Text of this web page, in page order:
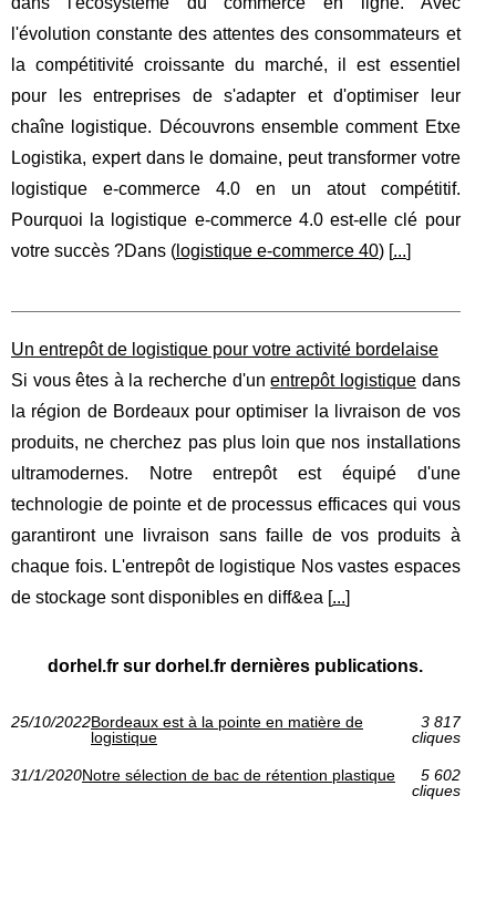
l'évolution constante des attentes des consommateurs et
la compétitivité croissante du marché, il est essentiel
pour les entreprises de s'adapter et d'optimiser leur
chaîne logistique. Découvrons ensemble comment Etxe
Logistika, expert dans le domaine, peut transformer votre
logistique e-commerce 4.0 en un atout compétitif.
Pourquoi la logistique e-commerce 4.0 est-elle clé pour
votre succès ?Dans ( logistique e-commerce 40) [...]
Un entrepôt de logistique pour votre activité bordelaise
Si vous êtes à la recherche d'unentrepôt logistiquedans
la région de Bordeaux pour optimiser la livraison de vos
produits, ne cherchez pas plus loin que nos installations
ultramodernes. Notre entrepôt est équipé d'une
technologie de pointe et de processus efficaces qui vous
garantiront une livraison sans faille de vos produits à
chaque fois. L'entrepôt de logistique Nos vastes espaces
de stockage sont disponibles en diff&ea [...]
dorhel.fr sur dorhel.fr dernières publications.
25/10/2022Bordeaux est à la pointe en matière de
logistique
3 817
cliques
31/1/2020Notre sélection de bac de rétention plastique
5 602
cliques